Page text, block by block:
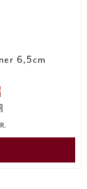
6,5cm
kr